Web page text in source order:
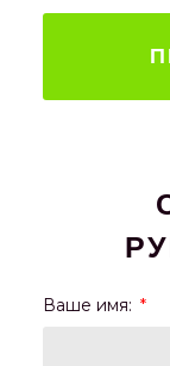
Ваше имя: